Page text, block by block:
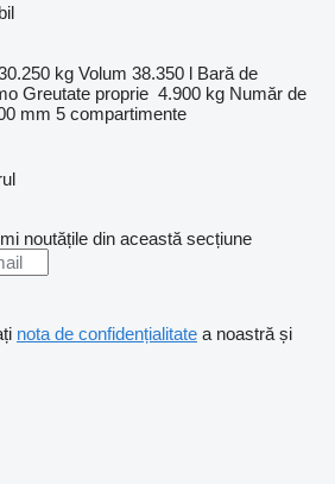
kg Volum 38.350 l Bară de
Greutate proprie 4.900 kg Număr de
mm 5 compartimente
noutățile din această secțiune
nota de confidențialitate a noastră și